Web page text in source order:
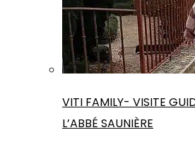
VITI FAMILY- VISITE
L’ABBÉ SAUNIÈRE